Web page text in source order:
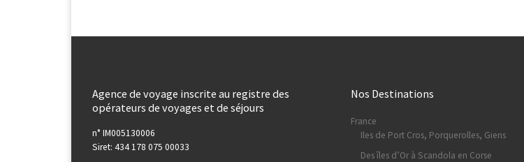
Agence de voyage inscrite au registre des
opérateurs de voyages et de séjours
n° IM005130006
Siret: 434 178 075 00033
Nos Destinations
France
Iles de Port Cros, Porquerolles, Giens
Des îles d’Or à Scandola en Corse